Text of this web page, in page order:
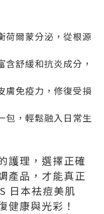
荷爾蒙分泌，從根源
含舒緩和抗炎成分，
膚免疫力，修復受損
包，輕鬆融入日常生
護理，選擇正確
產品，才能真正
日本祛痘美肌
健康與光彩！